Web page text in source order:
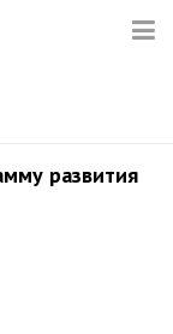
развития